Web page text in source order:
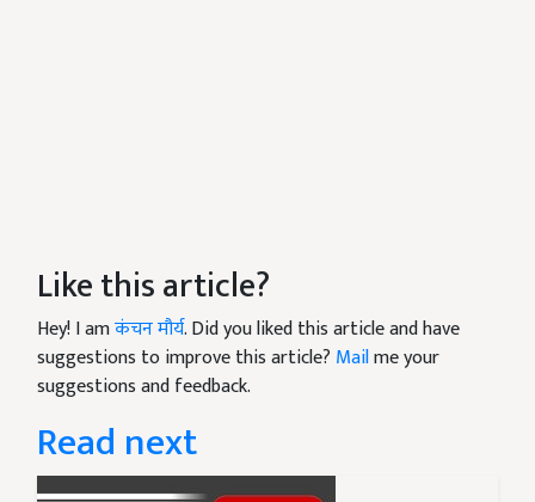
Like this article?
Hey! I amकंचन मौर्य. Did you liked this article and have
suggestions to improve this article? Mailme your
suggestions and feedback.
Read next